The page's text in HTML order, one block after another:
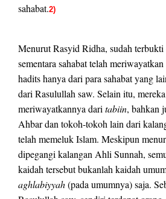
sahabat.2)
Menurut Rasyid Ridha, sudah terbukti
sementara sahabat telah
hadits hanya dari para sahabat yang
dari Rasulullah saw. Selain itu,
meriwayatkannya dari tabiin, bahkan
Ahbar dan tokoh-tokoh lain dari
telah memeluk Islam. Meskipun
dipegangi kalangan Ahli Sunnah,
kaidah tersebut bukanlah kaidah
aghlabiyyah(pada umumnya) saja.